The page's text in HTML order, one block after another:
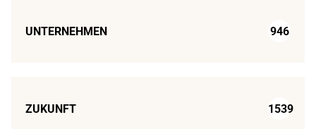
UNTERNEHMEN 946
ZUKUNFT 1539